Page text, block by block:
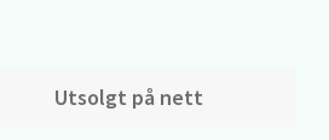
Utsolgt på nett